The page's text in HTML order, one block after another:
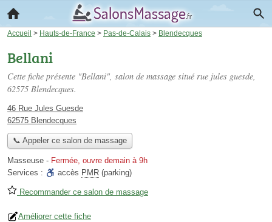
Accueil > Hauts-de-France > Pas-de-Calais > Blendecques
Bellani
Cette fiche présente "Bellani", salon de massage situé rue jules guesde,
62575 Blendecques.
46 Rue Jules Guesde
62575 Blendecques
📞 Appeler ce salon de massage
Masseuse - Fermée, ouvre demain à 9h
Services :
accès PMR (parking)
Recommander ce salon de massage
Améliorer cette fiche